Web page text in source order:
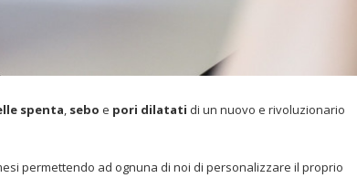
spenta, sebo e pori dilatati di un nuovo e rivoluzionario
permettendo ad ognuna di noi di personalizzare il proprio